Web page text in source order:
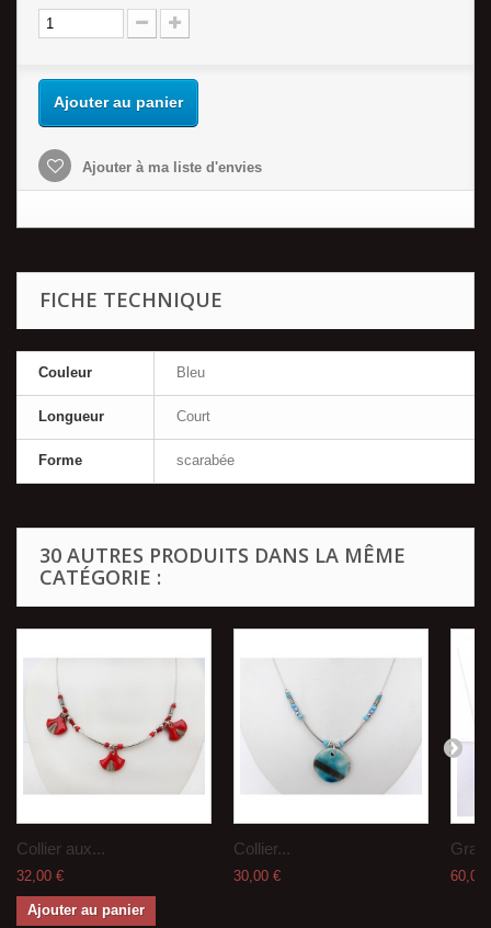
Ajouter au panier
Ajouter à ma liste d'envies
FICHE TECHNIQUE
Couleur Bleu
Longueur Court
Forme scarabée
30 AUTRES PRODUITS DANS LA MÊME
CATÉGORIE :
Collier aux...
32,00 €
Ajouter au panier
Collier...
30,00 € 60,00